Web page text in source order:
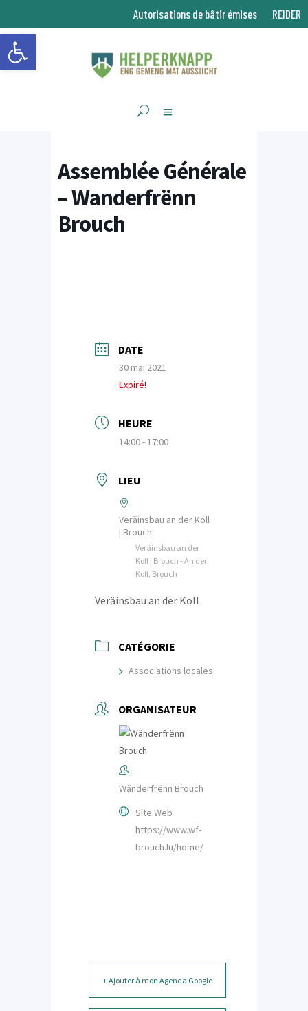
Ouvrir la barre d’outils
Autorisations de bâtir émises REIDER
Assemblée Générale
– Wanderfrënn
Brouch
DATE
30 mai 2021
Expiré!
HEURE
14:00 - 17:00
LIEU
Veräinsbau an der Koll
| Brouch
Veräinsbau an der
Koll | Brouch - An der
Koll, Brouch
Veräinsbau an der Koll
CATÉGORIE
Associations locales
ORGANISATEUR
Wänderfrënn Brouch
Site Web
https://www.wf-
brouch.lu/home/
+ Ajouter à mon Agenda Google